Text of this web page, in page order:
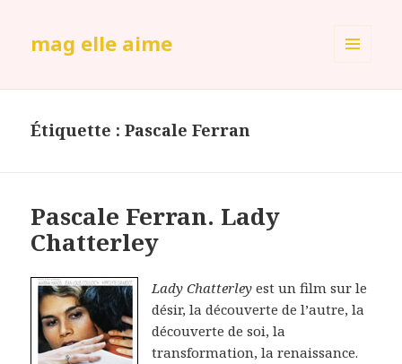
mag elle aime
Étiquette :Pascale Ferran
Pascale Ferran. Lady
Chatterley
Lady Chatterley est un film sur le
désir, la découverte de l’autre, la
découverte de soi, la
transformation, la renaissance.